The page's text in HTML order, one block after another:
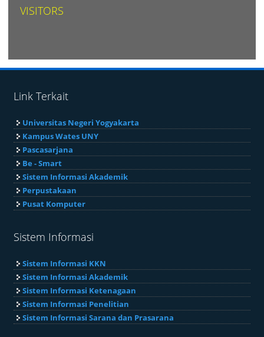
VISITORS
Link Terkait
Universitas Negeri Yogyakarta
Kampus Wates UNY
Pascasarjana
Be - Smart
Sistem Informasi Akademik
Perpustakaan
Pusat Komputer
Sistem Informasi
Sistem Informasi KKN
Sistem Informasi Akademik
Sistem Informasi Ketenagaan
Sistem Informasi Penelitian
Sistem Informasi Sarana dan Prasarana